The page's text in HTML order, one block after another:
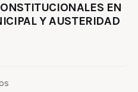
EN
Y AUSTERIDAD